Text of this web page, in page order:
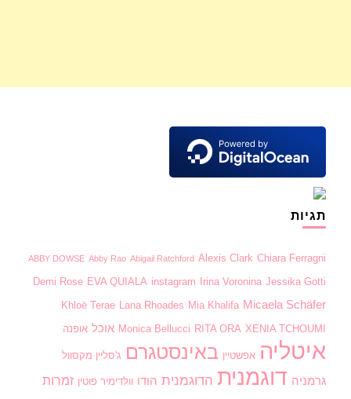
תגיות
ABBY DOWSE Abby Rao Abigail Ratchford Alexis Clark Chiara Ferragni
Demi Rose EVA QUIALA instagram Irina Voronina Jessika Gotti
Khloë Terae Lana Rhoades Mia Khalifa Micaela Schäfer
Monica Bellucci RITA ORA XENIA TCHOUMI אוכל אופנה
איטליה אפשטיין באינסטגרם ג'סליין מקסוול
גרמניה דוגמנית הדוגמנית הודו וולדימיר פוטין זמרות